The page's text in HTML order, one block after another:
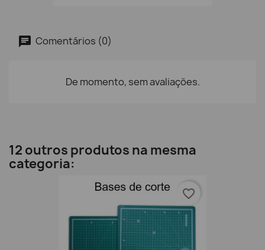
Comentários (0)
De momento, sem avaliações.
12 outros produtos na mesma
categoria:
favorite_border